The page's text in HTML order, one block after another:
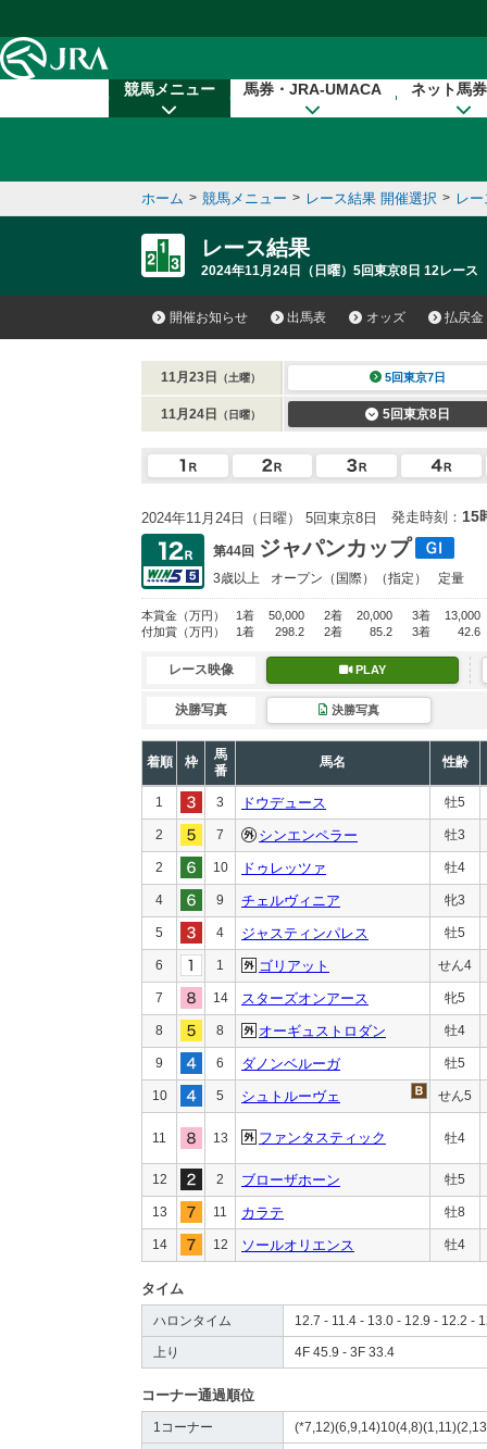
競馬メニュー 馬券・JRA-UMACA ネット馬
ホーム > 競馬メニュー > レース結果 開催選択 > レ
レース結果
2024年11月24日（日曜）5回東京8日 12レース
開催お知らせ 出馬表 オッズ 払戻金
11月23日 （土曜） 5回東京7日
11月24日 （日曜） 5回東京8日
2024年11月24日（日曜） 5回東京8日 発走時刻： 15
第44回 ジャパンカップ
3歳以上 オープン （国際）（指定） 定量
本賞金 （万円） 1着 50,000 2着 20,000 3着
13,000
付加賞 （万円） 1着 298.2 2着 85.2 3着 42.6
レース映像 PLAY
決勝写真 決勝写真
着順 枠
馬
番
馬名 性齢
1 3 ドウデュース 牡5
2 7 シンエンペラー 牡3
2 10 ドゥレッツァ 牡4
4 9 チェルヴィニア 牝3
5 4 ジャスティンパレス 牡5
6 1 ゴリアット せん4
7 14 スターズオンアース 牝5
8 8 オーギュストロダン 牡4
9 6 ダノンベルーガ 牡5
10 5 シュトルーヴェ せん5
11 13 ファンタスティック 牡4
12 2 ブローザホーン 牡5
13 11 カラテ 牡8
14 12 ソールオリエンス 牡4
タイム
ハロンタイム 12.7 - 11.4 - 13.0 - 12.9 - 12.2 -
上り 4F 45.9 - 3F 33.4
コーナー通過順位
1コーナー